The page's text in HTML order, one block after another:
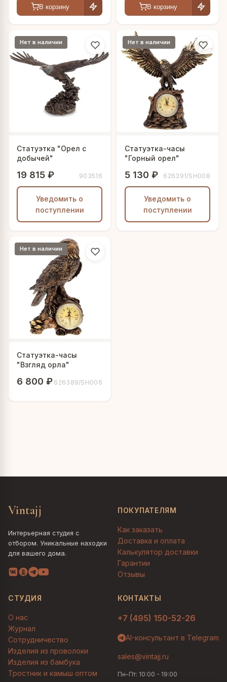
В корзину В корзину
Нет в наличии
Статуэтка "Орел с
добычей"
19 815 ₽ 903516
Уведомить о
поступлении
Нет в наличии
Статуэтка-часы
"Горный орел"
5 130 ₽ 626391/SH008
Уведомить о
поступлении
Нет в наличии
Статуэтка-часы
"Взгляд орла"
6 800 ₽ 626389/SH006
Vintajj
Интерьерная студия с
отбором. Уникальные находки
для вашего дома.
ПОКУПАТЕЛЯМ
Как заказать
Доставка и оплата
Калькулятор доставки
Гарантии
Отзывы
СТУДИЯ
О нас
Журнал
Сотрудничество
Изделия из проволоки
Изделия из бамбука
Тростник и камыш оптом
КОНТАКТЫ
+7 (495) 150-52-26
AI-консультант в Telegram
sales@vintajj.ru
Пн-Пт: 10:00 - 19:00
Людмила